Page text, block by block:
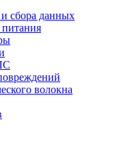
сбора данных
волокна